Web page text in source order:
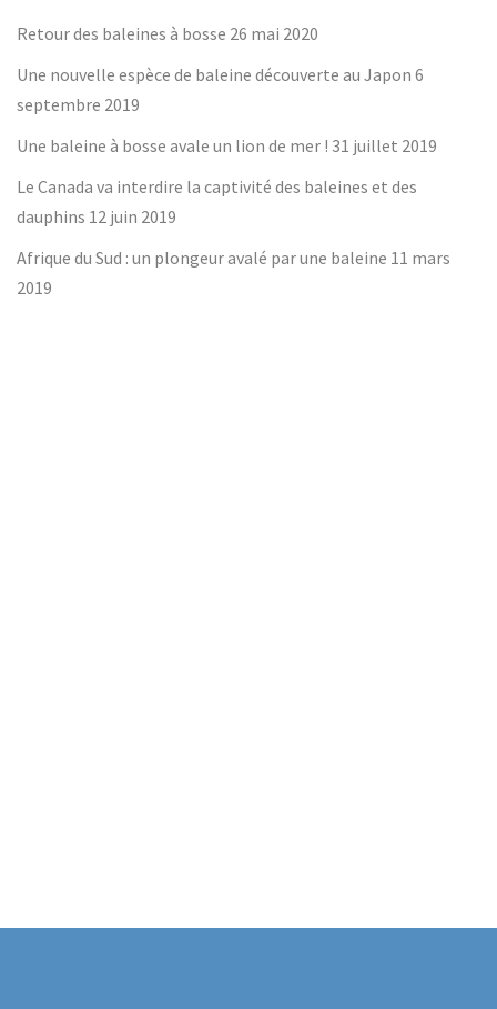
Retour des baleines à bosse 26 mai 2020
Une nouvelle espèce de baleine découverte au Japon 6
septembre 2019
Une baleine à bosse avale un lion de mer ! 31 juillet 2019
Le Canada va interdire la captivité des baleines et des
dauphins 12 juin 2019
Afrique du Sud : un plongeur avalé par une baleine 11 mars
2019